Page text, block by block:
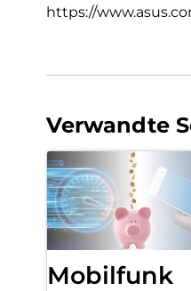
https://
Verwandte
Mobilfunk